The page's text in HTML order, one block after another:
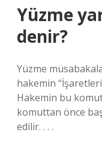
Yüzme
denir?
Yüzme
hakemin
Hakemin bu
komuttan önce
edilir. . . .